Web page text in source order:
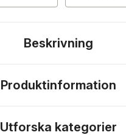
Beskrivning
Produktinformation
Utforska kategorier